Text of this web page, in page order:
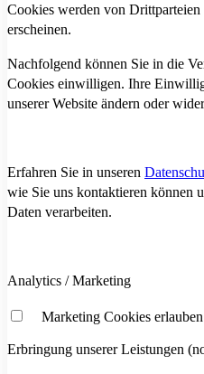
Cookies werden von Drittparteien
erscheinen.
Nachfolgend können Sie in die
Cookies einwilligen. Ihre
unserer Website ändern oder
Erfahren Sie in unseren
wie Sie uns kontaktieren können
Daten verarbeiten.
Analytics / Marketing
Marketing Cookies erlauben
Erbringung unserer Leistungen